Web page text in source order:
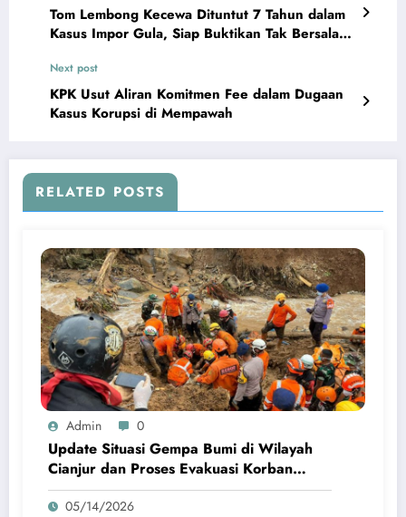
Tom Lembong Kecewa Dituntut 7 Tahun dalam
Kasus Impor Gula, Siap Buktikan Tak Bersalah
Next post
KPK Usut Aliran Komitmen Fee dalam Dugaan
Kasus Korupsi di Mempawah
RELATED POSTS
Admin 0
Update Situasi Gempa Bumi di Wilayah
Cianjur dan Proses Evakuasi Korban
Terdampak
05/14/2026